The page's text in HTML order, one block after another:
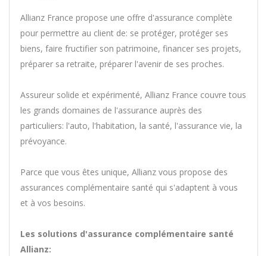
Allianz France propose une offre d'assurance complète
pour permettre au client de: se protéger, protéger ses
biens, faire fructifier son patrimoine, financer ses projets,
préparer sa retraite, préparer l'avenir de ses proches.
Assureur solide et expérimenté, Allianz France couvre tous
les grands domaines de l'assurance auprès des
particuliers: l'auto, l'habitation, la santé, l'assurance vie, la
prévoyance.
Parce que vous êtes unique, Allianz vous propose des
assurances complémentaire santé qui s'adaptent à vous
et à vos besoins.
Les solutions d'assurance complémentaire santé
Allianz: